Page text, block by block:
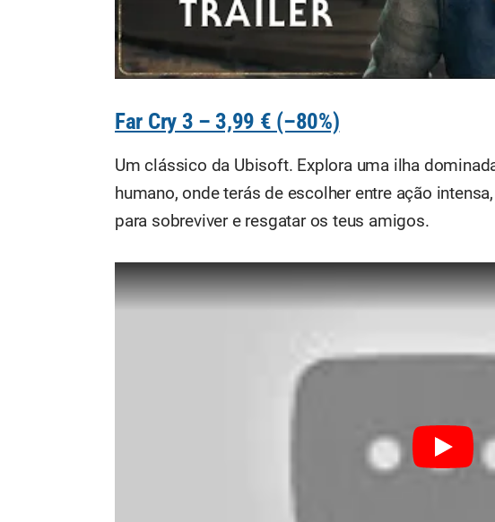
Far Cry 3 – 3,99 € (–80%)
Um clássico da Ubisoft. Explora uma ilha
humano, onde terás de escolher entre ação
para sobreviver e resgatar os teus amigos.